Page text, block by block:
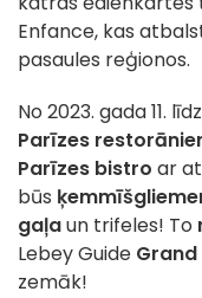
Enfance, kas
pasaules reģionos.
No 2023. gada 11.
Parīzes
Parīzes bistro ar
būs
gaļaun trifeles! To
Lebey Guide
zemāk!